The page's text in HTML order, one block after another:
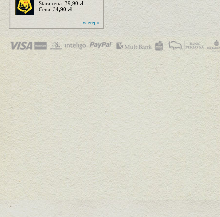
Stara cena: 39,90 zł
Cena: 34,90 zł
więcej »